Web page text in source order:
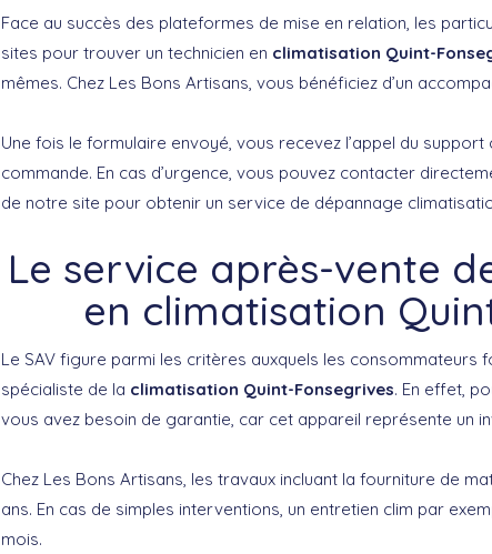
Face au succès des plateformes de mise en relation, les
sites pour trouver un technicien en climatisation Quint-
mêmes. Chez Les Bons Artisans, vous bénéficiez d’un
Une fois le formulaire envoyé, vous recevez l’appel du
commande. En cas d’urgence, vous pouvez contacter
de notre site pour obtenir un service de dépannage
Le service après-vente
en climatisation
Le SAV figure parmi les critères auxquels les consommateurs
spécialiste de la climatisation Quint-Fonsegrives. En effet,
vous avez besoin de garantie, car cet appareil représente un
Chez Les Bons Artisans, les travaux incluant la fourniture de
ans. En cas de simples interventions, un entretien clim par
mois.